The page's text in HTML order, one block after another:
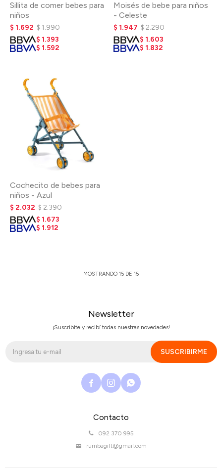
Sillita de comer bebes para
niños
$ 1.692 $1.990
$ 1.393
$ 1.592
Moisés de bebe para niños
- Celeste
$ 1.947 $2.290
$ 1.603
$ 1.832
Cochecito de bebes para
niños - Azul
$ 2.032 $2.390
$ 1.673
$ 1.912
MOSTRANDO 15 DE 15
Contacto
092 370 995
rumbagift@gmail.com
Newsletter
¡Suscribite y recibí todas nuestras novedades!
SUSCRIBIRME
  